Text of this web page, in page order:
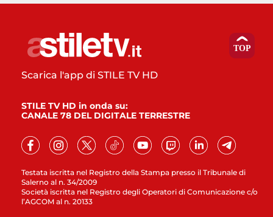
Testata iscritta nel Registro della Stampa presso il Tribunale di
Salerno al n. 34/2009
Società iscritta nel Registro degli Operatori di Comunicazione c/o
l’AGCOM al n. 20133
Scarica l'app di STILE TV HD
STILE TV HD in onda su:
CANALE 78 DEL DIGITALE TERRESTRE